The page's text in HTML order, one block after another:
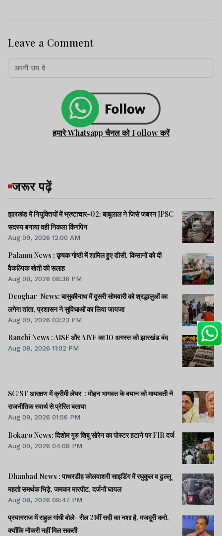
Leave a Comment
हमारे Whatsapp चैनल को Follow करें
जरूर पढ़ें
झारखंड में नियुक्तियों में भ्रष्टाचार-02: बाबूलाल ने जिसे जबरन JPSC
सदस्य बनाया वही निकला किंगपिन
Aug 09, 2026 12:00 AM
Palamu News : कृषक गोष्ठी में शामिल हुए डीसी, किसानों को दी
वैकल्पिक खेती की सलाह
Aug 08, 2026 08:36 PM
Deoghar News: बासुकीनाथ में दूसरी सोमवारी को श्रद्धालुओं का
लगेगा तांता, प्रशासन ने सुविधाओं का लिया जायजा
Aug 09, 2026 03:23 PM
Ranchi News : AISF और AIYF का 10 अगस्त को झारखंड बंद
Aug 08, 2026 11:02 PM
SC/ST आरक्षण में क्रीमी लेयर : मोहन भागवत के बयान को मायावती ने
राजनीतिक स्वार्थ से प्रेरित बताया
Aug 09, 2026 01:56 PM
Bokaro News: दिशोम गुरु शिबू सोरेन का पोस्टर हटाने पर FIR दर्ज
Aug 09, 2026 04:08 PM
Dhanbad News : पाथरडीह कोलवाशरी साइडिंग में रघुकुल व ढुल्लू
महतो समर्थक भिड़े, जमकर मारपीट, दर्जनों घायल
Aug 08, 2026 08:47 PM
प्रयागराज में राहुल गांधी बोले- रील 21वीं सदी का नशा है, मजदूरी करो,
क्योंकि नौकरी नहीं मिल सकती